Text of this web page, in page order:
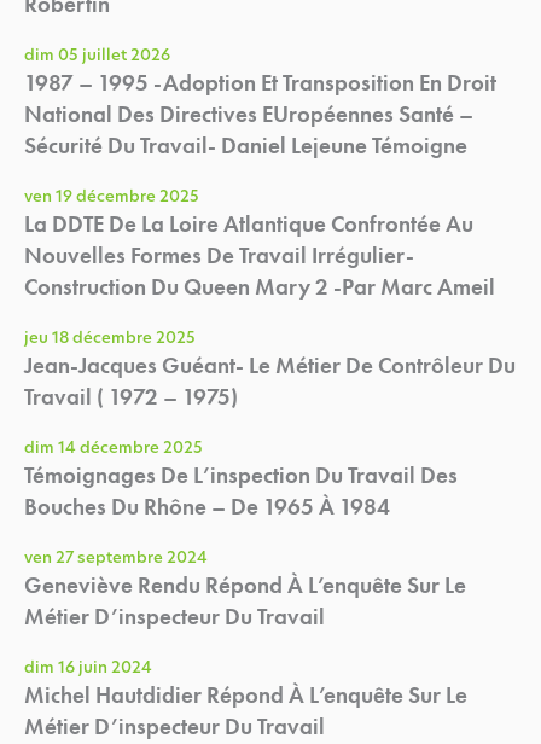
dim 05 juillet 2026
1987 – 1995 -Adoption Et Transposition En Droit
National Des Directives EUropéennes Santé –
Sécurité Du Travail- Daniel Lejeune Témoigne
ven 19 décembre 2025
La DDTE De La Loire Atlantique Confrontée Au
Nouvelles Formes De Travail Irrégulier-
Construction Du Queen Mary 2 -par Marc Ameil
jeu 18 décembre 2025
Jean-Jacques Guéant- Le Métier De Contrôleur Du
Travail ( 1972 – 1975)
dim 14 décembre 2025
Témoignages De L’inspection Du Travail Des
Bouches Du Rhône – De 1965 À 1984
ven 27 septembre 2024
Geneviève Rendu Répond À L’enquête Sur Le
Métier D’inspecteur Du Travail
dim 16 juin 2024
Michel Hautdidier Répond À L’enquête Sur Le
Métier D’inspecteur Du Travail